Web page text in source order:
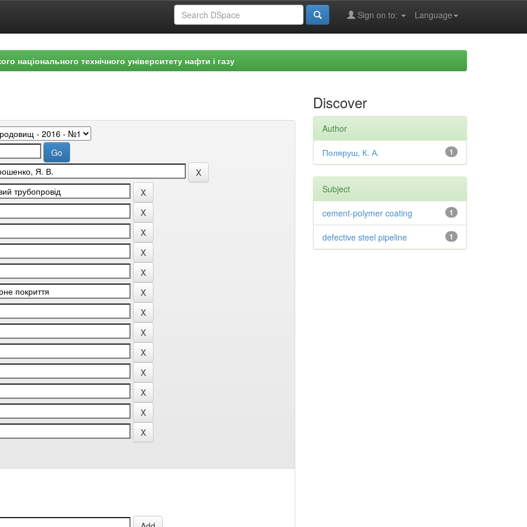
Language
Sign on to:
національного технічного університету нафти і газу
Discover
Author
1
Поляруш, К. А.
Subject
1
cement-polymer coating
1
defective steel pipeline